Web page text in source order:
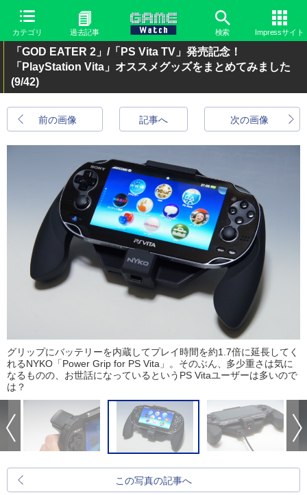
カテゴリ 過去記事 検索 Impressサイト
「GOD EATER 2」/「PS Vita TV」発売記念！
「PlayStation Vita」オススメグッズをまとめてみました
(9/42)
前の画像 次の画像
記事へ
グリップにバッテリーを内蔵してプレイ時間を約1.7倍に延長してく
れるNYKO「Power Grip for PS Vita」。そのぶん、多少重さは気に
なるものの、お世話になっているというPS Vitaユーザーは多いので
は？
この写真の記事へ